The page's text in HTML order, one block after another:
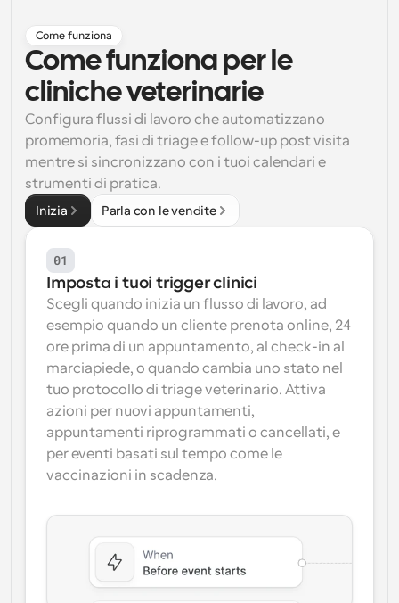
supportate dall'IA
Flussi di lavoro
Automatizzare la pianificazione e i promemoria
Blog
Rimani aggiornato con le ultime notizie e aggiornamenti
Riunioni Instantanee
Incontrare i clienti in pochi minuti
Link di Gruppo Dinamico
Webhook
Ricevi una notifica quando succede qualcosa
Come funziona
Come funziona per le
cliniche veterinarie
Configura flussi di lavoro che automatizzano
promemoria, fasi di triage e follow-up post visita
mentre si sincronizzano con i tuoi calendari e
strumenti di pratica.
Inizia Parla con le vendite
01
Imposta i tuoi trigger clinici
Scegli quando inizia un flusso di lavoro, ad
esempio quando un cliente prenota online, 24
ore prima di un appuntamento, al check-in al
marciapiede, o quando cambia uno stato nel
tuo protocollo di triage veterinario. Attiva
azioni per nuovi appuntamenti,
appuntamenti riprogrammati o cancellati, e
per eventi basati sul tempo come le
vaccinazioni in scadenza.